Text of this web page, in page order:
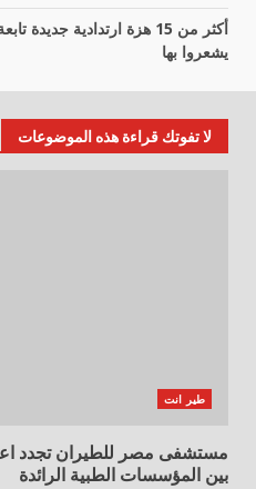
أكثر من 15 هزة ارتدادية
يشعروا بها
لا تفوتك قراءة هذه الموضوعات
طير انت
بين المؤسسات الطبية الرائدة